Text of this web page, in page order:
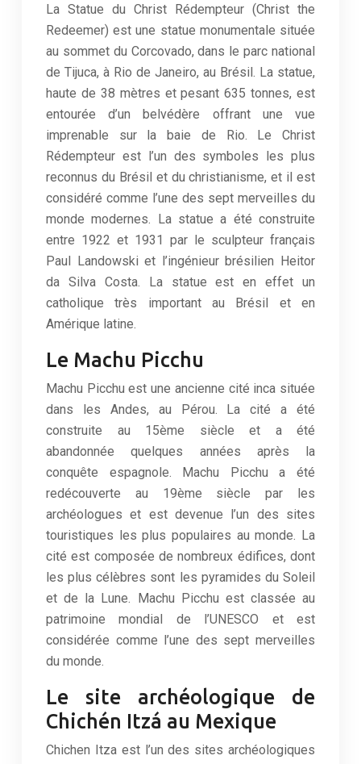
La Statue du Christ Rédempteur (Christ the
Redeemer) est une statue monumentale située
au sommet du Corcovado, dans le parc national
de Tijuca, à Rio de Janeiro, au Brésil. La statue,
haute de 38 mètres et pesant 635 tonnes, est
entourée d’un belvédère offrant une vue
imprenable sur la baie de Rio. Le Christ
Rédempteur est l’un des symboles les plus
reconnus du Brésil et du christianisme, et il est
considéré comme l’une des sept merveilles du
monde modernes. La statue a été construite
entre 1922 et 1931 par le sculpteur français
Paul Landowski et l’ingénieur brésilien Heitor
da Silva Costa. La statue est en effet un
catholique très important au Brésil et en
Amérique latine.
Le Machu Picchu
Machu Picchu est une ancienne cité inca située
dans les Andes, au Pérou. La cité a été
construite au 15ème siècle et a été
abandonnée quelques années après la
conquête espagnole. Machu Picchu a été
redécouverte au 19ème siècle par les
archéologues et est devenue l’un des sites
touristiques les plus populaires au monde. La
cité est composée de nombreux édifices, dont
les plus célèbres sont les pyramides du Soleil
et de la Lune. Machu Picchu est classée au
patrimoine mondial de l’UNESCO et est
considérée comme l’une des sept merveilles
du monde.
Le site archéologique de
Chichén Itzá au Mexique
Chichen Itza est l’un des sites archéologiques